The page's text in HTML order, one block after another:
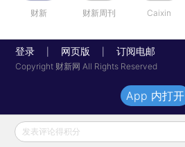
财新 财新周刊 Caixin
登录 网页版 订阅电邮
Copyright 财新网 All Rights Reserved
发表评论得积分
App 内打开